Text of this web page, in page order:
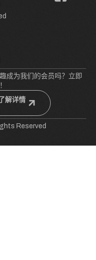
成为我们的会员吗？立即
了解详情
Reserved